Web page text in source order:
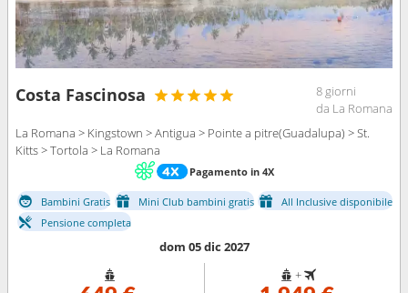
Costa Fascinosa
8 giorni
da La Romana
La Romana > Kingstown > Antigua > Pointe a pitre(Guadalupa) > St.
Kitts > Tortola > La Romana
Pagamento in 4X
Bambini Gratis Mini Club bambini gratis
All Inclusive disponibile
Pensione completa
dom 05 dic 2027
+